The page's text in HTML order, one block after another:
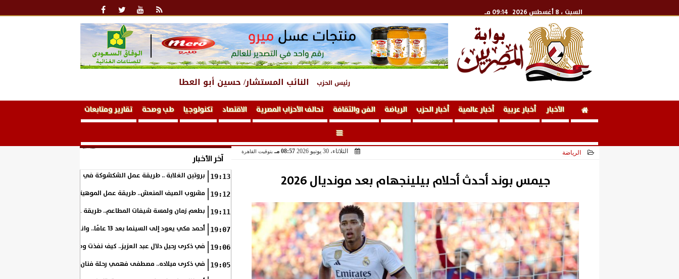
السبت ، 8 أغسطس 2026 09:14 مـ
رئيس الحزب النائب المستشار/ حسين أبو العطا
الأخبار أخبار عربية أخبار عالمية أخبار الحزب الرياضة الفن والثقافة تحالف الأحزاب المصرية الاقتصاد تكنولوجيا طب وصحة تقارير ومتابعات
الرياضة الثلاثاء، 30 يونيو 2026 08:57 مـ بتوقيت القاهرة
جيمس بوند أحدث أحلام بيلينجهام بعد مونديال 2026
آخر الأخبار
19:13 بروتين الغلابة .. طريقة عمل الشكشوكة في المنزل
19:12 مشروب الصيف المنعش.. طريقة عمل الموهيتو بالفراولة في المنزل بطعم
19:11 بطعم زمان ولمسة شيفات المطاعم.. طريقة عمل الكوسة بالبشاميل في
19:07 أحمد مكي يعود إلى السينما بعد 13 عامًا.. وانطلاق تصوير «فرصة سعيدة»
19:06 في ذكرى رحيل دلال عبد العزيز.. كيف نفذت وصية والدتها على مدار
19:05 في ذكرى ميلاده.. مصطفى فهمي رحلة فنان بدأ من خلف الكاميرا وانتهى